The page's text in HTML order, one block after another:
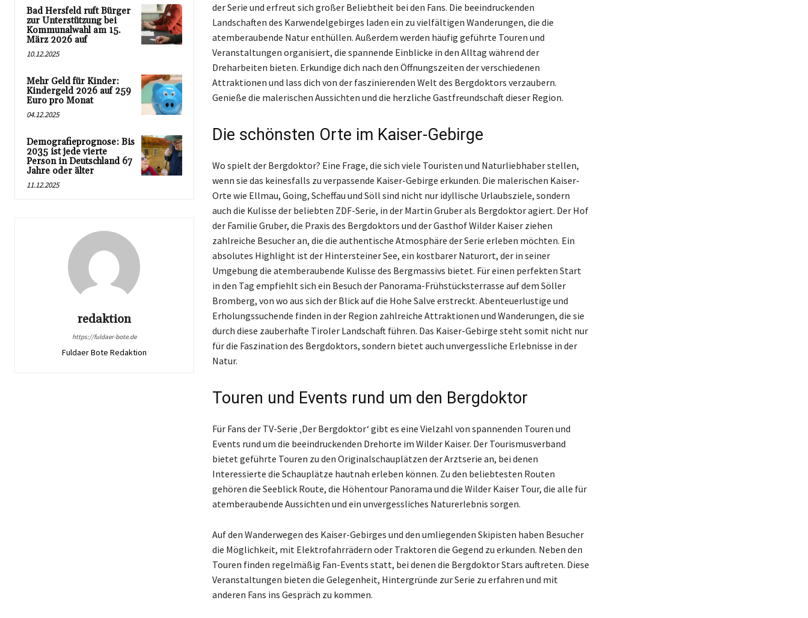
Bad Hersfeld ruft Bürger
zur Unterstützung bei
Kommunalwahl am 15.
März 2026 auf
10.12.2025
Mehr Geld für Kinder:
Kindergeld 2026 auf 259
Euro pro Monat
04.12.2025
Demografieprognose: Bis
2035 ist jede vierte
Person in Deutschland 67
Jahre oder älter
11.12.2025
redaktion
https://fuldaer-bote.de
Fuldaer Bote Redaktion
der Serie und erfreut sich großer Beliebtheit bei den Fans. Die beeindruckenden
Landschaften des Karwendelgebirges laden ein zu vielfältigen Wanderungen, die die
atemberaubende Natur enthüllen. Außerdem werden häufig geführte Touren und
Veranstaltungen organisiert, die spannende Einblicke in den Alltag während der
Dreharbeiten bieten. Erkundige dich nach den Öffnungszeiten der verschiedenen
Attraktionen und lass dich von der faszinierenden Welt des Bergdoktors verzaubern.
Genieße die malerischen Aussichten und die herzliche Gastfreundschaft dieser Region.
Die schönsten Orte im Kaiser-Gebirge
Wo spielt der Bergdoktor? Eine Frage, die sich viele Touristen und Naturliebhaber stellen,
wenn sie das keinesfalls zu verpassende Kaiser-Gebirge erkunden. Die malerischen Kaiser-
Orte wie Ellmau, Going, Scheffau und Söll sind nicht nur idyllische Urlaubsziele, sondern
auch die Kulisse der beliebten ZDF-Serie, in der Martin Gruber als Bergdoktor agiert. Der Hof
der Familie Gruber, die Praxis des Bergdoktors und der Gasthof Wilder Kaiser ziehen
zahlreiche Besucher an, die die authentische Atmosphäre der Serie erleben möchten. Ein
absolutes Highlight ist der Hintersteiner See, ein kostbarer Naturort, der in seiner
Umgebung die atemberaubende Kulisse des Bergmassivs bietet. Für einen perfekten Start
in den Tag empfiehlt sich ein Besuch der Panorama-Frühstücksterrasse auf dem Söller
Bromberg, von wo aus sich der Blick auf die Hohe Salve erstreckt. Abenteuerlustige und
Erholungssuchende finden in der Region zahlreiche Attraktionen und Wanderungen, die sie
durch diese zauberhafte Tiroler Landschaft führen. Das Kaiser-Gebirge steht somit nicht nur
für die Faszination des Bergdoktors, sondern bietet auch unvergessliche Erlebnisse in der
Natur.
Touren und Events rund um den Bergdoktor
Für Fans der TV-Serie ‚Der Bergdoktor‘ gibt es eine Vielzahl von spannenden Touren und
Events rund um die beeindruckenden Drehorte im Wilder Kaiser. Der Tourismusverband
bietet geführte Touren zu den Originalschauplätzen der Arztserie an, bei denen
Interessierte die Schauplätze hautnah erleben können. Zu den beliebtesten Routen
gehören die Seeblick Route, die Höhentour Panorama und die Wilder Kaiser Tour, die alle für
atemberaubende Aussichten und ein unvergessliches Naturerlebnis sorgen.
Auf den Wanderwegen des Kaiser-Gebirges und den umliegenden Skipisten haben Besucher
die Möglichkeit, mit Elektrofahrrädern oder Traktoren die Gegend zu erkunden. Neben den
Touren finden regelmäßig Fan-Events statt, bei denen die Bergdoktor Stars auftreten. Diese
Veranstaltungen bieten die Gelegenheit, Hintergründe zur Serie zu erfahren und mit
anderen Fans ins Gespräch zu kommen.